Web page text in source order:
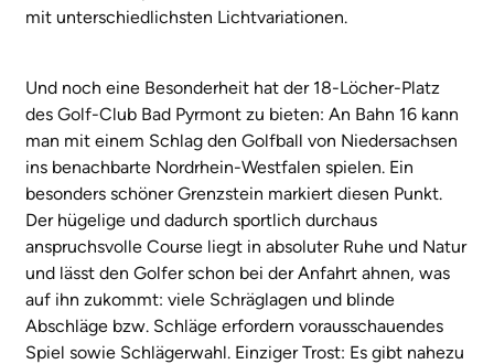
mit unterschiedlichsten Lichtvariationen.
Und noch eine Besonderheit hat der 18-Löcher-Platz
des Golf-Club Bad Pyrmont zu bieten: An Bahn 16 kann
man mit einem Schlag den Golfball von Niedersachsen
ins benachbarte Nordrhein-Westfalen spielen. Ein
besonders schöner Grenzstein markiert diesen Punkt.
Der hügelige und dadurch sportlich durchaus
anspruchsvolle Course liegt in absoluter Ruhe und Natur
und lässt den Golfer schon bei der Anfahrt ahnen, was
auf ihn zukommt: viele Schräglagen und blinde
Abschläge bzw. Schläge erfordern vorausschauendes
Spiel sowie Schlägerwahl. Einziger Trost: Es gibt nahezu